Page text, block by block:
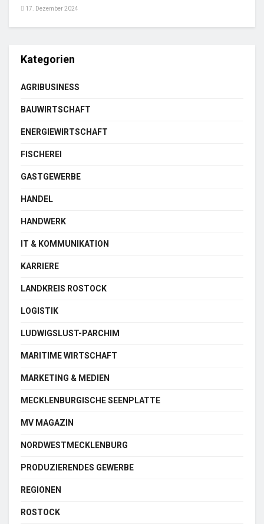
17. Dezember 2024
Kategorien
AGRIBUSINESS
BAUWIRTSCHAFT
ENERGIEWIRTSCHAFT
FISCHEREI
GASTGEWERBE
HANDEL
HANDWERK
IT & KOMMUNIKATION
KARRIERE
LANDKREIS ROSTOCK
LOGISTIK
LUDWIGSLUST-PARCHIM
MARITIME WIRTSCHAFT
MARKETING & MEDIEN
MECKLENBURGISCHE SEENPLATTE
MV MAGAZIN
NORDWESTMECKLENBURG
PRODUZIERENDES GEWERBE
REGIONEN
ROSTOCK